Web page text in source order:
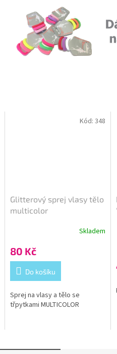
Glitterový sprej vlasy tělo
multicolor
Skladem
80 Kč
Do košíku
Sprej na vlasy a tělo se
třpytkami MULTICOLOR
Kód:348